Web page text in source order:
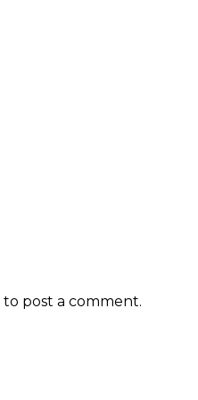
to post a comment.